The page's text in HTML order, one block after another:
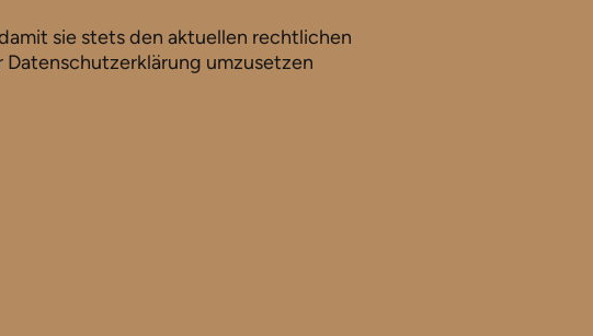
sie stets den aktuellen rechtlichen
umzusetzen